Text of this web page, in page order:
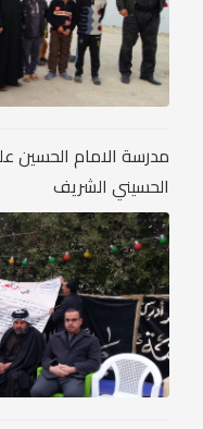
مدرسة الامام الحسين
الحسيني الشريف